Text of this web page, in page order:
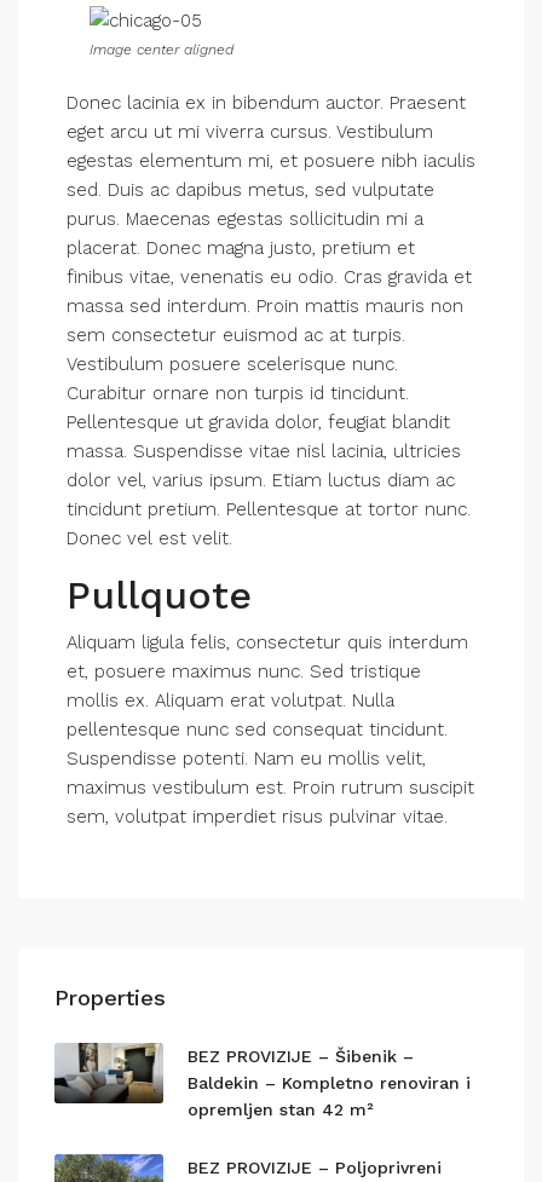
Image center aligned
Donec lacinia ex in bibendum auctor. Praesent
eget arcu ut mi viverra cursus. Vestibulum
egestas elementum mi, et posuere nibh iaculis
sed. Duis ac dapibus metus, sed vulputate
purus. Maecenas egestas sollicitudin mi a
placerat. Donec magna justo, pretium et
finibus vitae, venenatis eu odio. Cras gravida et
massa sed interdum. Proin mattis mauris non
sem consectetur euismod ac at turpis.
Vestibulum posuere scelerisque nunc.
Curabitur ornare non turpis id tincidunt.
Pellentesque ut gravida dolor, feugiat blandit
massa. Suspendisse vitae nisl lacinia, ultricies
dolor vel, varius ipsum. Etiam luctus diam ac
tincidunt pretium. Pellentesque at tortor nunc.
Donec vel est velit.
Pullquote
Aliquam ligula felis, consectetur quis interdum
et, posuere maximus nunc. Sed tristique
mollis ex. Aliquam erat volutpat. Nulla
pellentesque nunc sed consequat tincidunt.
Suspendisse potenti. Nam eu mollis velit,
maximus vestibulum est. Proin rutrum suscipit
sem, volutpat imperdiet risus pulvinar vitae.
Properties
BEZ PROVIZIJE – Šibenik –
Baldekin – Kompletno renoviran i
opremljen stan 42 m²
BEZ PROVIZIJE – Poljoprivreni